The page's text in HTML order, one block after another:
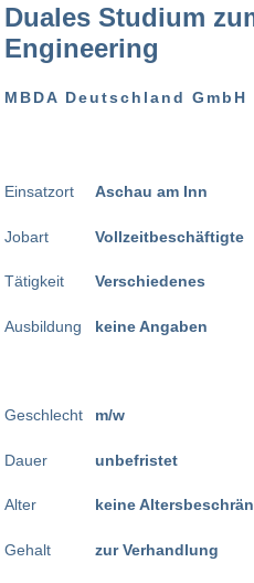
Duales Studium
Engineering
MBDA Deutschland GmbH
Einsatzort
Jobart
Tätigkeit
Ausbildung
Geschlecht
Dauer
Alter
Gehalt
Aschau am Inn
Vollzeitbeschäftigte
Verschiedenes
keine Angaben
m/w
unbefristet
keine
zur Verhandlung